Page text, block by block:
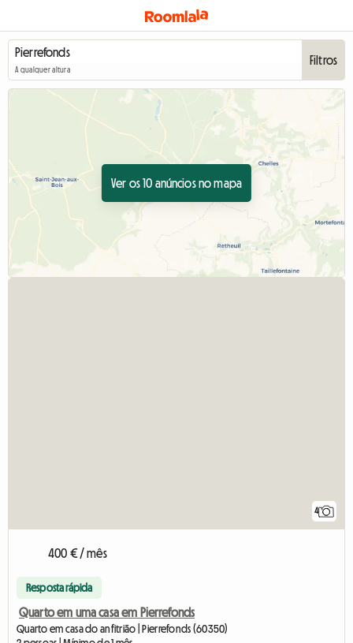
A qualquer altura
Filtros
Ver os 10 anúncios no mapa
4
400 € / mês
Resposta rápida
Quarto em uma casa em Pierrefonds
Quarto em casa do anfitrião | Pierrefonds (60350)